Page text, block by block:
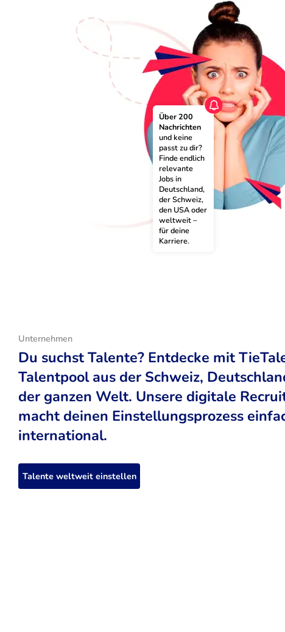
Über 200
Nachrichten
und keine
passt zu dir?
Finde endlich
relevante
Jobs in
Deutschland,
der Schweiz,
den USA oder
weltweit –
für deine
Karriere.
Unternehmen
Du suchst Talente? Entdecke mit
Talentpool aus der Schweiz,
der ganzen Welt. Unsere digitale
macht deinen Einstellungsprozess
international.
Talente weltweit einstellen